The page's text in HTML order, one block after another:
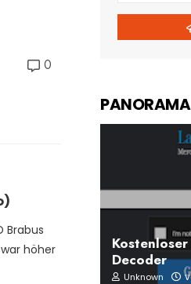
0
Brabus
höher
PANORAMA
Decoder
Unknown